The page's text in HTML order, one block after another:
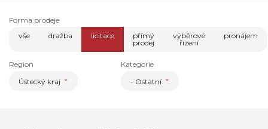
Forma prodeje
vše
dražba licitace
přímý
prodej
výběrové
řízení
pronájem
Region
Ústecký kraj
Kategorie
- Ostatní